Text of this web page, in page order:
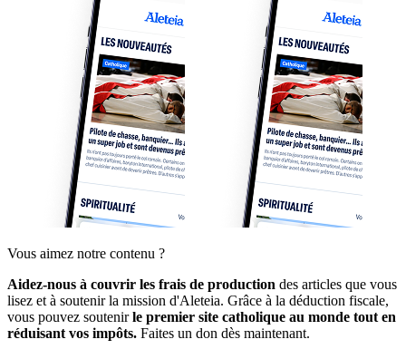
Vous aimez notre contenu ?
Aidez-nous à couvrir les frais de production des articles que vous
lisez et à soutenir la mission d'Aleteia. Grâce à la déduction fiscale,
vous pouvez soutenirle premier site catholique au monde tout en
réduisant vos impôts. Faites un don dès maintenant.